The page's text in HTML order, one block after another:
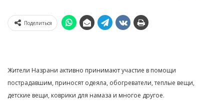
Поделиться
Жители Назрани активно принимают участие в помощи
пострадавшим, приносят одеяла, обогреватели, теплые вещи,
детские вещи, коврики для намаза и многое другое.